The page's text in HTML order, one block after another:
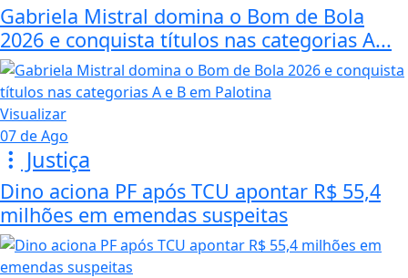
Gabriela Mistral domina o Bom de Bola
2026 e conquista títulos nas categorias A...
Visualizar
07 de Ago
Justiça
Dino aciona PF após TCU apontar R$ 55,4
milhões em emendas suspeitas